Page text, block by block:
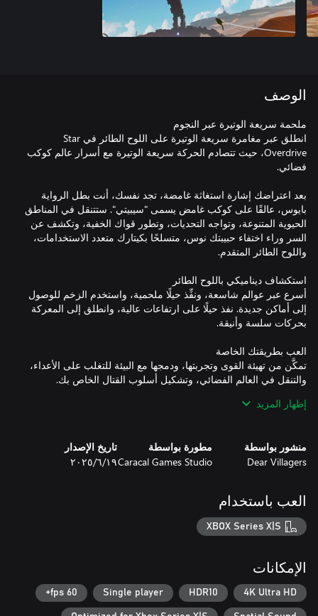
الوصف
انطلق عبر مغامرة سريعة الوتيرة على اللوح الطائر في Star
Overdrive، حيث تتصادم الحركة سريعة الوتيرة مع أسرار عالم كوكب
بعد اعتراضك إشارة استغاثة غامضة، تجد نفسك، أنت بطل الرواية
بايوس، عالقًا على كوكب غامض يسمى "سيبيتي". ستتنقل في المناطق
الحيوية المتنوعة، وتواجه التحديات، وتطور قواك الخفية، وتكشف عن
السر وراء اختفاء حبيبتك نوس، متسلحًا بكيتارك متعدد الاستخدامات،
أسرع عبر عوالم شاسعة، ونفِّذ حيلًا ملحمية، واستخدم الزخم للوصول
إلى أماكن جديدة. نفذ حيلًا على ارتفاعات عالية، وانطلق إلى المعركة
تمكَّن من تهيئة القوى وتجربتها، ودمجها مع البيئة للتغلب على الأعداء،
استكشف ثلاث مناطق حيوية مميزة، لدى كل منها مناظر طبيعية،
خصص اللوح الطائر بتحديثات ألوان وتصاميم نابضة بالحياة، وصمِّم
إظهار المزيد
منشور بواسطة
Dear Villagers
مطورة بواسطة
Caracal Games Studio
تاريخ الإصدار
١٩‏/٦‏/٢٠٢٥
العب باستخدام
XBOX Series X|S
الإمكانات
4K Ultra HD
HDR10
Single player
60 fps+